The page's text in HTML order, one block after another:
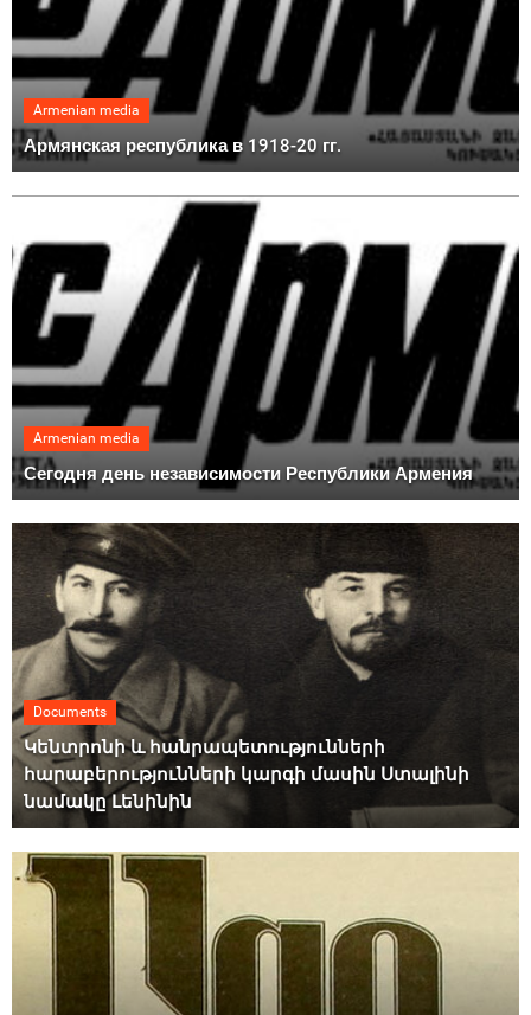
Armenian media
Армянская республика в 1918-20 гг.
Armenian media
Сегодня день независимости Республики Армения
Documents
Կենտրոնի և հանրապետությունների
հարաբերությունների կարգի մասին Ստալինի
նամակը Լենինին